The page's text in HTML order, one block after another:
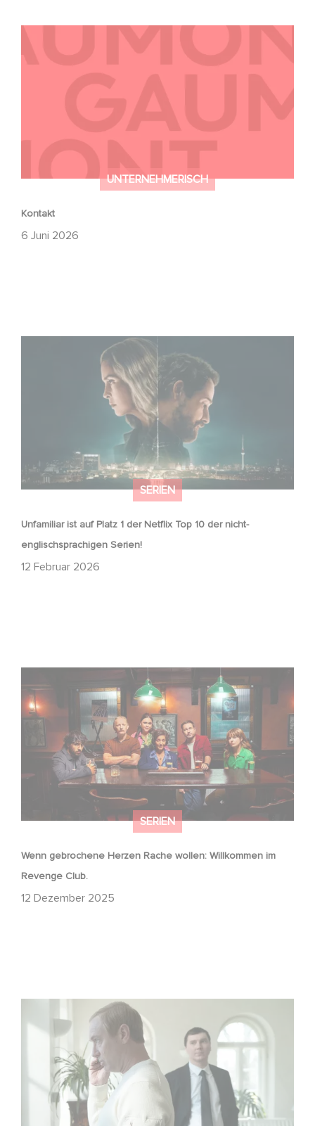
UNTERNEHMERISCH
Kontakt
6 Juni 2026
SERIEN
Unfamiliar ist auf Platz 1 der Netflix Top 10 der nicht-
englischsprachigen Serien!
12 Februar 2026
Unfamiliar ist auf Platz 1 der Netflix Top 10 der nicht-
englischsprachigen Serien!
SERIEN
Wenn gebrochene Herzen Rache wollen: Willkommen im
Revenge Club.
12 Dezember 2025
Wenn gebrochene Herzen Rache wollen: Willkommen im
Revenge Club.
Macht, Geheimnisse, Manipulation – wer zieht die Fäden
im Verborgenen?